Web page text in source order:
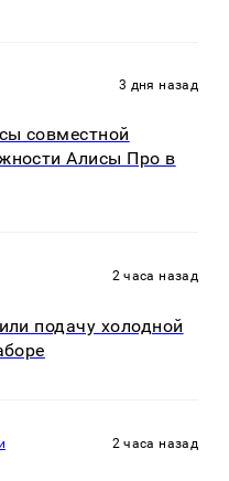
3 дня назад
совместной
Алисы Про в
2 часа назад
подачу холодной
2 часа назад